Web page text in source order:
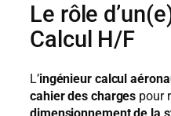
Le rôle
Calcul H/F
L’ingénieur calcul
cahier des charges pour